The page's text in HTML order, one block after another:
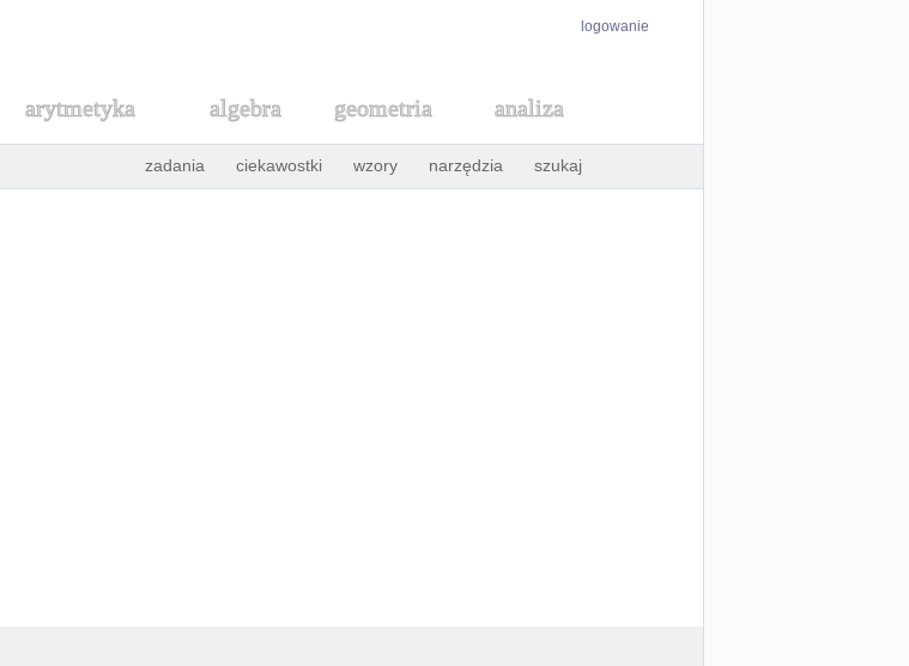
logowanie
arytmetyka algebra geometria analiza
zadania ciekawostki wzory narzędzia szukaj